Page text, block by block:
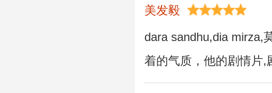
美发毅
dara sandhu,dia mirza,
着的气质，他的剧情片,